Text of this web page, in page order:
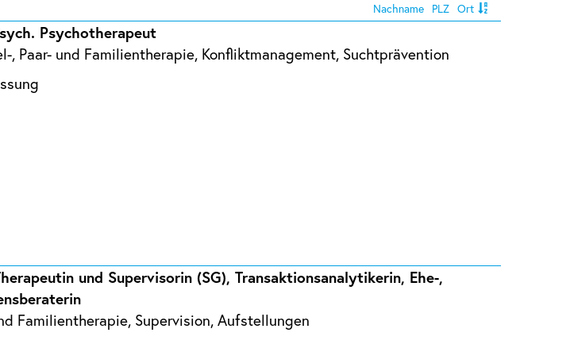
Ort
PLZ
Nachname
Psychotherapeut
, Paar- und Familientherapie, Konfliktmanagement, Suchtprävention
und Supervisorin (SG), Transaktionsanalytikerin, Ehe-,
Familientherapie, Supervision, Aufstellungen